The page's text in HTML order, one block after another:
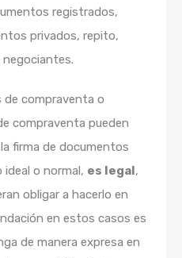
registrados,
privados, repito,
negociantes.
de compraventa o
compraventa pueden
firma de documentos
ideal o normal, es legal,
obligar a hacerlo en
en estos casos es
de manera expresa en